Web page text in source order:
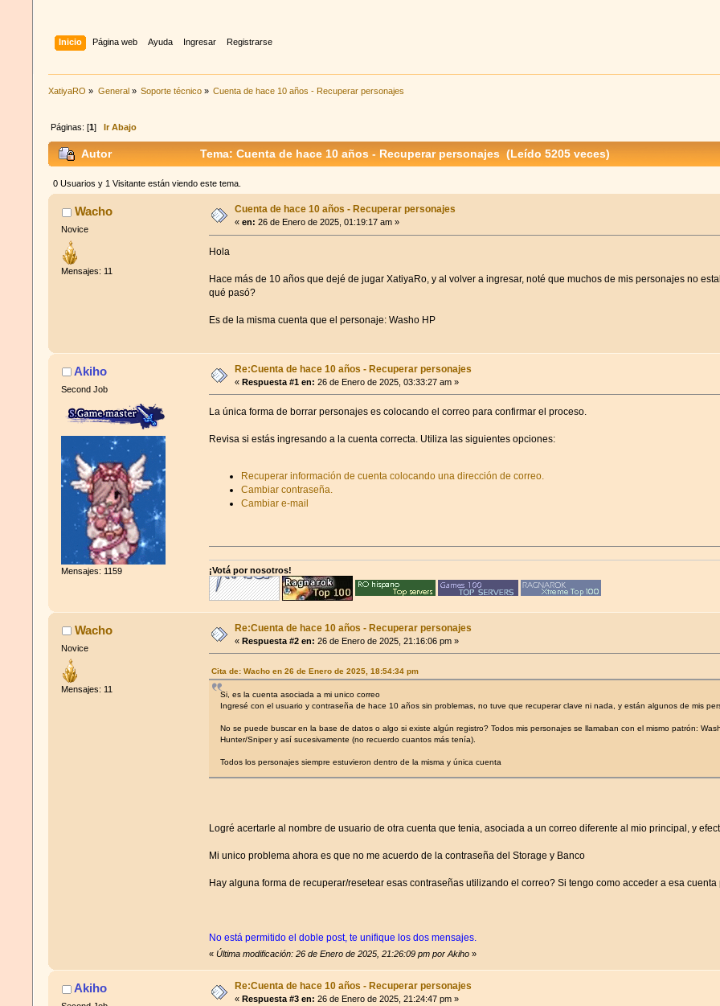
Inicio Página web Ayuda Ingresar Registrarse
XatiyaRO » General» Soporte técnico» Cuenta de hace 10 años - Recuperar personajes
Páginas: [1] Ir Abajo
Autor Tema: Cuenta de hace 10 años - Recuperar personajes (Leído 5205 veces)
0 Usuarios y 1 Visitante están viendo este tema.
Wacho
Novice
Mensajes: 11
Cuenta de hace 10 años - Recuperar personajes
«en: 26 de Enero de 2025, 01:19:17 am »
Hola
Hace más de 10 años que dejé de jugar XatiyaRo, y al volver a ingresar, noté que muchos de mis personajes no
qué pasó?
Es de la misma cuenta que el personaje: Washo HP
Akiho
Second Job
Mensajes: 1159
Re:Cuenta de hace 10 años - Recuperar personajes
«Respuesta #1 en: 26 de Enero de 2025, 03:33:27 am »
La única forma de borrar personajes es colocando el correo para confirmar el proceso.
Revisa si estás ingresando a la cuenta correcta. Utiliza las siguientes opciones:
Recuperar información de cuenta colocando una dirección de correo.
Cambiar contraseña.
Cambiar e-mail
¡Votá por nosotros!
Wacho
Novice
Mensajes: 11
Re:Cuenta de hace 10 años - Recuperar personajes
«Respuesta #2 en: 26 de Enero de 2025, 21:16:06 pm »
Cita de: Wacho en 26 de Enero de 2025, 18:54:34 pm
Si, es la cuenta asociada a mi unico correo
Ingresé con el usuario y contraseña de hace 10 años sin problemas, no tuve que recuperar clave ni nada, y están algunos de mis
No se puede buscar en la base de datos o algo si existe algún registro? Todos mis personajes se llamaban con el mismo patrón:
Hunter/Sniper y así sucesivamente (no recuerdo cuantos más tenía).
Todos los personajes siempre estuvieron dentro de la misma y única cuenta
Logré acertarle al nombre de usuario de otra cuenta que tenia, asociada a un correo diferente al mio principal, y
Mi unico problema ahora es que no me acuerdo de la contraseña del Storage y Banco
Hay alguna forma de recuperar/resetear esas contraseñas utilizando el correo? Si tengo como acceder a esa
No está permitido el doble post, te unifique los dos mensajes.
« Última modificación: 26 de Enero de 2025, 21:26:09 pm por Akiho»
Akiho Re:Cuenta de hace 10 años - Recuperar personajes
«Respuesta #3 en: 26 de Enero de 2025, 21:24:47 pm »